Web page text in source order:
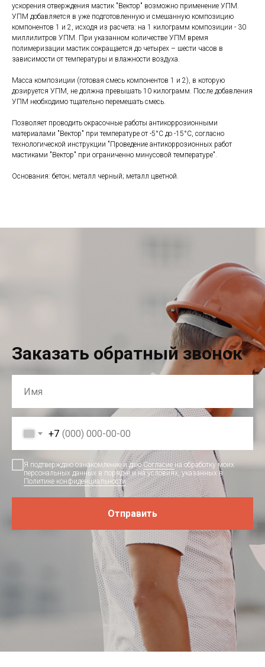
ускорения отверждения мастик "Вектор" возможно применение УПМ.
УПМ добавляется в уже подготовленную и смешанную композицию
компонентов 1 и 2, исходя из расчета: на 1 килограмм композиции - 30
миллилитров УПМ. При указанном количестве УПМ время
полимеризации мастик сокращается до четырех – шести часов в
зависимости от температуры и влажности воздуха.
Масса композиции (готовая смесь компонентов 1 и 2), в которую
дозируется УПМ, не должна превышать 10 килограмм. После добавления
УПМ необходимо тщательно перемешать смесь.
Позволяет проводить окрасочные работы антикоррозионными
материалами "Вектор" при температуре от -5°С до -15°С, согласно
технологической инструкции "Проведение антикоррозионных работ
мастиками "Вектор" при ограниченно минусовой температуре".
Основания: бетон; металл черный; металл цветной.
Заказать обратный звонок
+7
Я подтверждаю ознакомление и даюСогласиена обработку моих
персональных данных в порядке и на условиях, указанных в
Политике конфиденциальности
Отправить